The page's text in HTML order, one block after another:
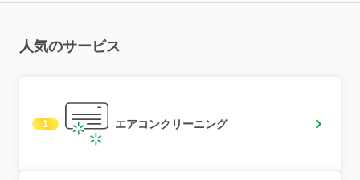
人気のサービス
1 エアコンクリーニング